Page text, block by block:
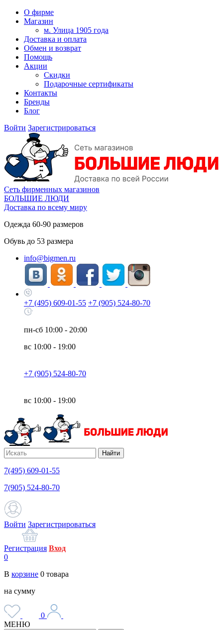
О фирме
Магазин
м. Улица 1905 года
Доставка и оплата
Обмен и возврат
Помощь
Акции
Скидки
Подарочные сертификаты
Контакты
Бренды
Блог
Войти Зарегистрироваться
Сеть фирменных магазинов
БОЛЬШИЕ ЛЮДИ
Доставка по всему миру
Одежда 60-90 размеров
Обувь до 53 размера
info@bigmen.ru
+7 (495) 609-01-55 +7 (905) 524-80-70
пн-сб 10:00 - 20:00
вс 10:00 - 19:00
+7 (905) 524-80-70
вс 10:00 - 19:00
Найти
7(495) 609-01-55
7(905) 524-80-70
Войти Зарегистрироваться
Регистрация Вход
0
В корзине 0 товара
на сумму
0
МЕНЮ